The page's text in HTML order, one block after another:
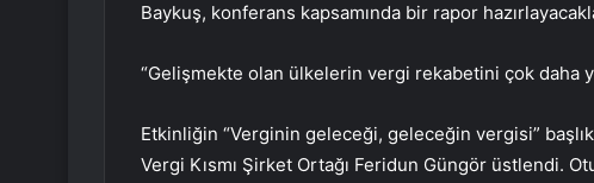
Baykuş, konferans kapsamında bir rapor
“Gelişmekte olan ülkelerin vergi rekabetini çok daha
Etkinliğin “Verginin geleceği, geleceğin vergisi”
Vergi Kısmı Şirket Ortağı Feridun Güngör üstlendi.